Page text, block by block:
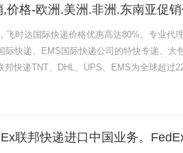
价格-欧洲.美洲.非洲.东南亚促
时达国际快递价格优惠高达80%。专业代
际快递、EMS国际快递公司的特快专递、大
快递TNT、DHL、UPS、EMS为全球超过
联邦快递进口中国业务。